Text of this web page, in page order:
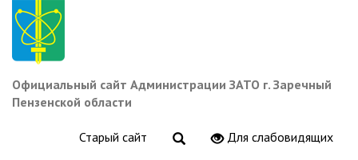
Перейти
основному
содержанию
Официальный сайт Администрации ЗАТО г. Заречный
Пензенской области
Старый сайт Для слабовидящих